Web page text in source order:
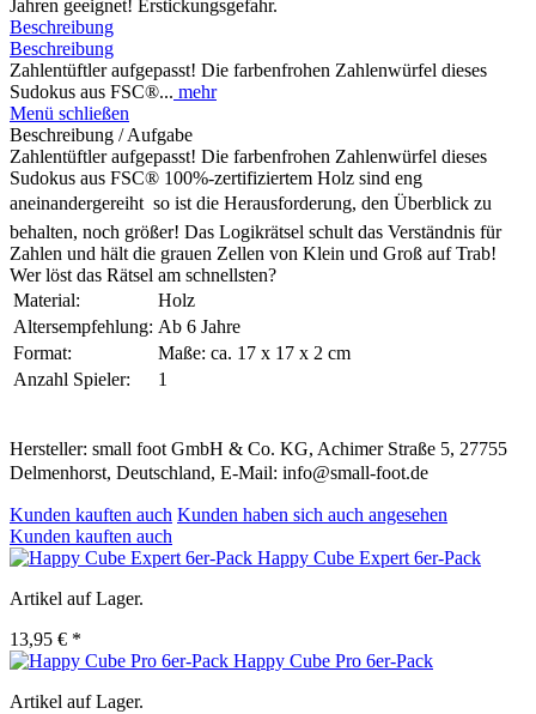
Jahren geeignet! Erstickungsgefahr.
Beschreibung
Beschreibung
Zahlentüftler aufgepasst! Die farbenfrohen Zahlenwürfel dieses
Sudokus aus FSC®... mehr
Menü schließen
Beschreibung / Aufgabe
Zahlentüftler aufgepasst! Die farbenfrohen Zahlenwürfel dieses
Sudokus aus FSC® 100%-zertifiziertem Holz sind eng
aneinandergereiht  so ist die Herausforderung, den Überblick zu
behalten, noch größer! Das Logikrätsel schult das Verständnis für
Zahlen und hält die grauen Zellen von Klein und Groß auf Trab!
Wer löst das Rätsel am schnellsten?
Material:
Holz
Altersempfehlung: Ab 6 Jahre
Format:
Maße: ca. 17 x 17 x 2 cm
Anzahl Spieler:
1
Hersteller: small foot GmbH & Co. KG, Achimer Straße 5, 27755
Delmenhorst, Deutschland, E-Mail: info@small-foot.de
Kunden kauften auch Kunden haben sich auch angesehen
Kunden kauften auch
Happy Cube Expert 6er-Pack
Artikel auf Lager.
13,95 € *
Happy Cube Pro 6er-Pack
Artikel auf Lager.